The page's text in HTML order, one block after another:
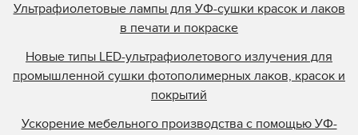
Ультрафиолетовые лампы для УФ-сушки красок и лаков
в печати и покраске
Новые типы LED-ультрафиолетового излучения для
промышленной сушки фотополимерных лаков, красок и
покрытий
Ускорение мебельного производства с помощью УФ-